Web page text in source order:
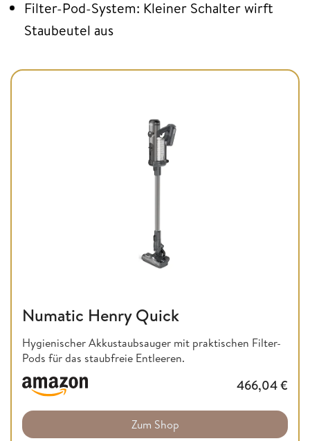
Filter-Pod-System: Kleiner Schalter wirft
Staubeutel aus
Numatic Henry Quick
Hygienischer Akkustaubsauger mit praktischen Filter-
Pods für das staubfreie Entleeren.
466,04€
Zum Shop